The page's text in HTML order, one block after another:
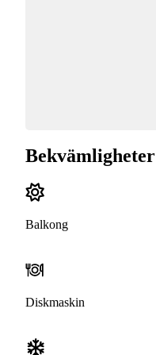
Bekvämligheter
Balkong
Diskmaskin